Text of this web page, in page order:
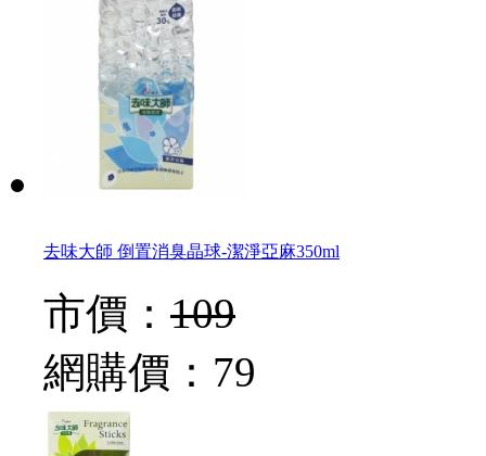
去味大師 倒置消臭晶球-潔淨亞麻350ml
市價： 109
網購價： 79